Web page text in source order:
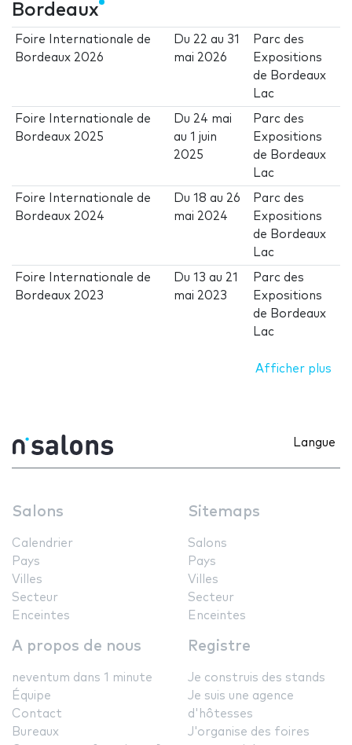
Bordeaux
Foire Internationale de
Bordeaux 2026
Du 22 au 31
mai 2026
Parc des
Expositions
de Bordeaux
Lac
Foire Internationale de
Bordeaux 2025
Du 24 mai
au1 juin
2025
Parc des
Expositions
de Bordeaux
Lac
Foire Internationale de
Bordeaux 2024
Du18 au 26
mai 2024
Parc des
Expositions
de Bordeaux
Lac
Foire Internationale de
Bordeaux 2023
Du13 au 21
mai 2023
Parc des
Expositions
de Bordeaux
Lac
Afficher plus
Langue
Salons
Calendrier
Pays
Villes
Secteur
Enceintes
Sitemaps
Salons
Pays
Villes
Secteur
Enceintes
A propos de nous
neventum dans 1 minute
Équipe
Contact
Bureaux
Registre
Je construis des stands
Je suis une agence
d'hôtesses
J'organise des foires